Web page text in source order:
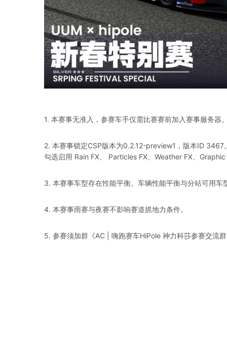
1. 本赛事无准入，参赛车手仅需比赛赛前加入赛事服务器
2. 本赛事锁定CSP版本为0.2.12-preview1，版本ID
勾选启用 Rain FX、 Particles FX、Weather FX、
3. 本赛事车型存在性能平衡。车辆性能平衡与分站可用车
4. 本赛事雨赛与夜赛不影响赛道抓地力条件。
5. 参赛须加群《AC | 嗨跑赛车HiPole 神力科莎参赛交